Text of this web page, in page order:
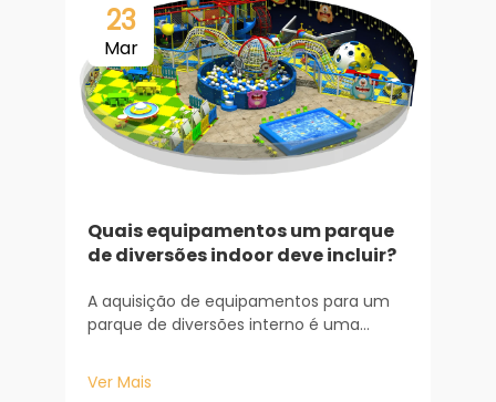
23
Mar
Quais equipamentos um parque
de diversões indoor deve incluir?
A aquisição de equipamentos para um
parque de diversões interno é uma
desenvolvimento das crianças quanto
na longevidade do seu negócio. Com
Ver Mais